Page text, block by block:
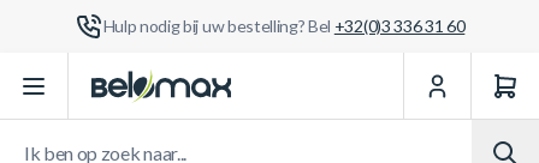
Hulp nodig bij uw bestelling? Bel +32(0)3 336 31 60
Ga naar de inhoud